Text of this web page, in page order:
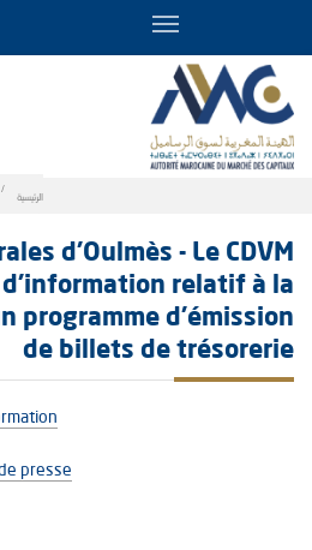
الرئيسية
d’Oulmès - Le CDVM
relatif à la
programme d’émission
de billets de trésorerie
presse